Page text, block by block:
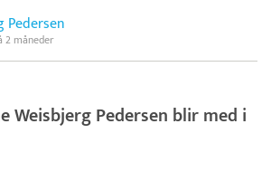
Pedersen
2 måneder
Weisbjerg Pedersen blir med i